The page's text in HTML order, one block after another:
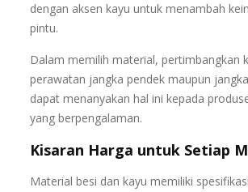
dengan aksen kayu untuk menambah
pintu.
Dalam memilih material, pertimbangkan
perawatan jangka pendek maupun
dapat menanyakan hal ini kepada
yang berpengalaman.
Kisaran Harga untuk Setiap
Material besi dan kayu memiliki